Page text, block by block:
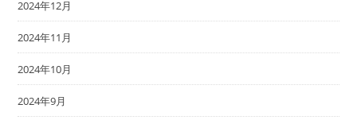
2024年12月
2024年11月
2024年10月
2024年9月